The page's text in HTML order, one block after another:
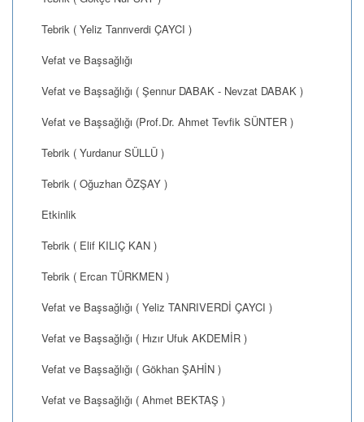
Tebrik ( Yeliz Tanrıverdi ÇAYCI )
Vefat ve Başsağlığı
Vefat ve Başsağlığı ( Şennur DABAK - Nevzat DABAK )
Vefat ve Başsağlığı (Prof.Dr. Ahmet Tevfik SÜNTER )
Tebrik ( Yurdanur SÜLLÜ )
Tebrik ( Oğuzhan ÖZŞAY )
Etkinlik
Tebrik ( Elif KILIÇ KAN )
Tebrik ( Ercan TÜRKMEN )
Vefat ve Başsağlığı ( Yeliz TANRIVERDİ ÇAYCI )
Vefat ve Başsağlığı ( Hızır Ufuk AKDEMİR )
Vefat ve Başsağlığı ( Gökhan ŞAHİN )
Vefat ve Başsağlığı ( Ahmet BEKTAŞ )